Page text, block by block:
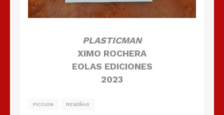
PLASTICMAN
XIMO ROCHERA
EOLAS EDICIONES
2023
FICCIÓN RESEÑAS